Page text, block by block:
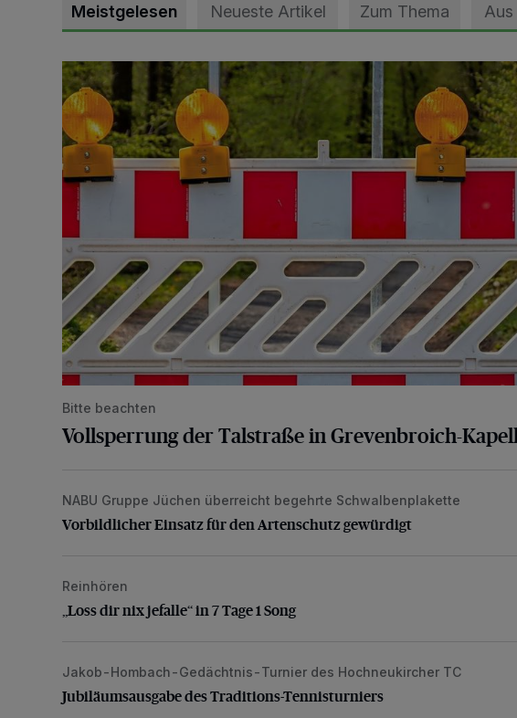
Meistgelesen Neueste Artikel Zum Thema
Vollsperrung der Talstraße in Grevenbroich-Kapellen
Bitte beachten
Vollsperrung der Talstraße in Grevenbroich-
Vorbildlicher Einsatz für den Artenschutz gewürdigt
NABU Gruppe Jüchen überreicht begehrte Schwalbenplakette
Vorbildlicher Einsatz für den Artenschutz gewürdigt
„Loss dir nix jefalle“ in 7 Tage 1 Song
Reinhören
„Loss dir nix jefalle“ in 7 Tage 1 Song
Jubiläumsausgabe des Traditions-Tennisturniers
Jakob-Hombach-Gedächtnis-Turnier des Hochneukircher TC
Jubiläumsausgabe des Traditions-Tennisturniers